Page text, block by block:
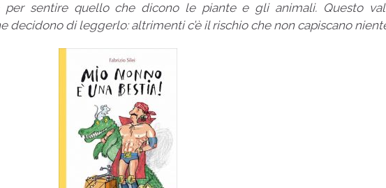
per sentire quello che dicono le piante e gli animali. Questo
decidono di leggerlo: altrimenti c’è il rischio che non capiscano